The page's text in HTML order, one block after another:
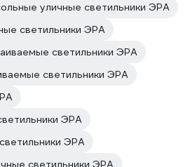
уличные светильники ЭРА
светильники ЭРА
светильники ЭРА
светильники ЭРА
ЭРА
ЭРА
светильники ЭРА